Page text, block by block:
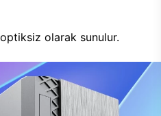
olarak sunulur.